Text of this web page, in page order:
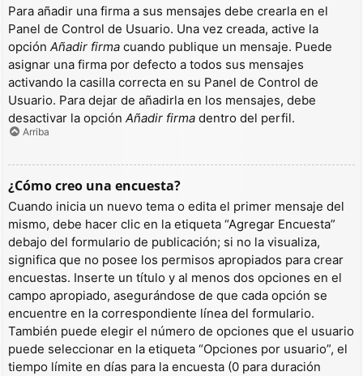
Para añadir una firma a sus mensajes debe crearla en el
Panel de Control de Usuario. Una vez creada, active la
opción Añadir firma cuando publique un mensaje. Puede
asignar una firma por defecto a todos sus mensajes
activando la casilla correcta en su Panel de Control de
Usuario. Para dejar de añadirla en los mensajes, debe
desactivar la opción Añadir firma dentro del perfil.
Arriba
¿Cómo creo una encuesta?
Cuando inicia un nuevo tema o edita el primer mensaje del
mismo, debe hacer clic en la etiqueta “Agregar Encuesta”
debajo del formulario de publicación; si no la visualiza,
significa que no posee los permisos apropiados para crear
encuestas. Inserte un título y al menos dos opciones en el
campo apropiado, asegurándose de que cada opción se
encuentre en la correspondiente línea del formulario.
También puede elegir el número de opciones que el usuario
puede seleccionar en la etiqueta “Opciones por usuario”, el
tiempo límite en días para la encuesta (0 para duración